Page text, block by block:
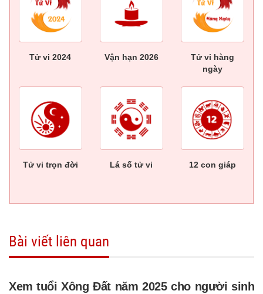
Tử vi 2024 Vận hạn 2026
Tử vi hàng
ngày
Tử vi trọn đời Lá số tử vi 12 con giáp
Bài viết liên quan
Xem tuổi Xông Đất năm 2025 cho người sinh